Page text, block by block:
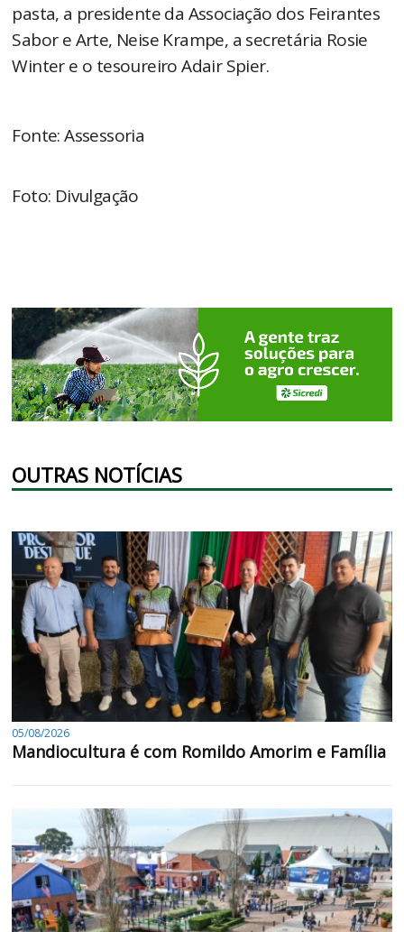
pasta, a presidente da Associação dos Feirantes
Sabor e Arte, Neise Krampe, a secretária Rosie
Winter e o tesoureiro Adair Spier.
Fonte: Assessoria
Foto: Divulgação
OUTRAS NOTÍCIAS
05/08/2026
Mandiocultura é com Romildo Amorim e Família